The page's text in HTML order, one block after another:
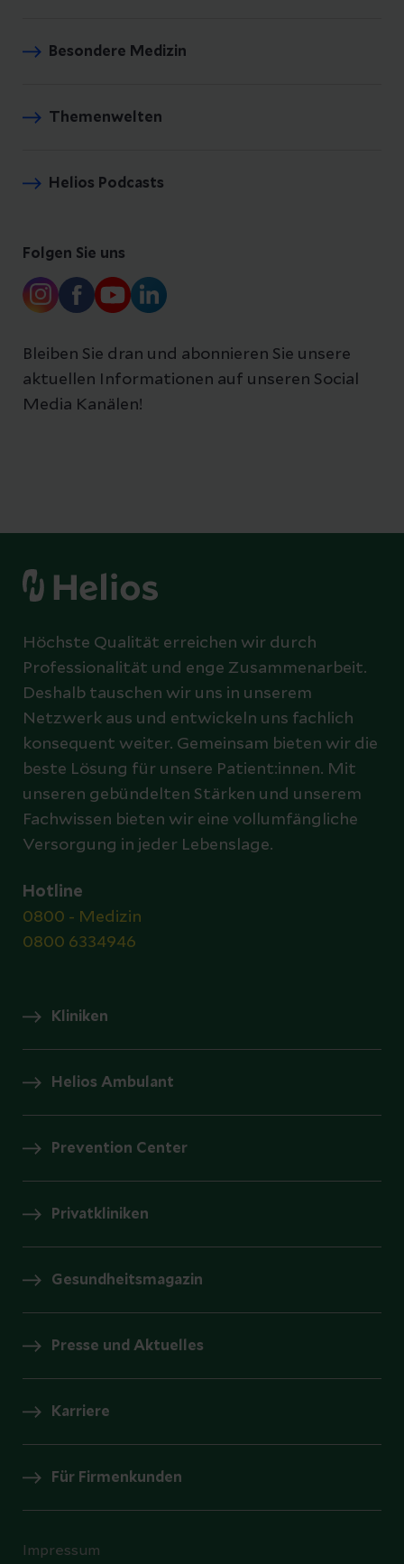
Besondere Medizin
Themenwelten
Helios Podcasts
Folgen Sie uns
Bleiben Sie dran und abonnieren Sie unsere
aktuellen Informationen auf unseren Social
Media Kanälen!
Höchste Qualität erreichen wir durch
Professionalität und enge Zusammenarbeit.
Deshalb tauschen wir uns in unserem
Netzwerk aus und entwickeln uns fachlich
konsequent weiter. Gemeinsam bieten wir die
beste Lösung für unsere Patient:innen. Mit
unseren gebündelten Stärken und unserem
Fachwissen bieten wir eine vollumfängliche
Versorgung in jeder Lebenslage.
Hotline
0800 - Medizin
0800 6334946
Kliniken
Helios Ambulant
Prevention Center
Privatkliniken
Gesundheitsmagazin
Presse und Aktuelles
Karriere
Für Firmenkunden
Impressum